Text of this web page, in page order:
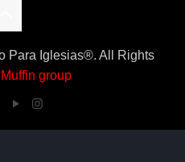
Para Iglesias®. All Rights
Muffin group